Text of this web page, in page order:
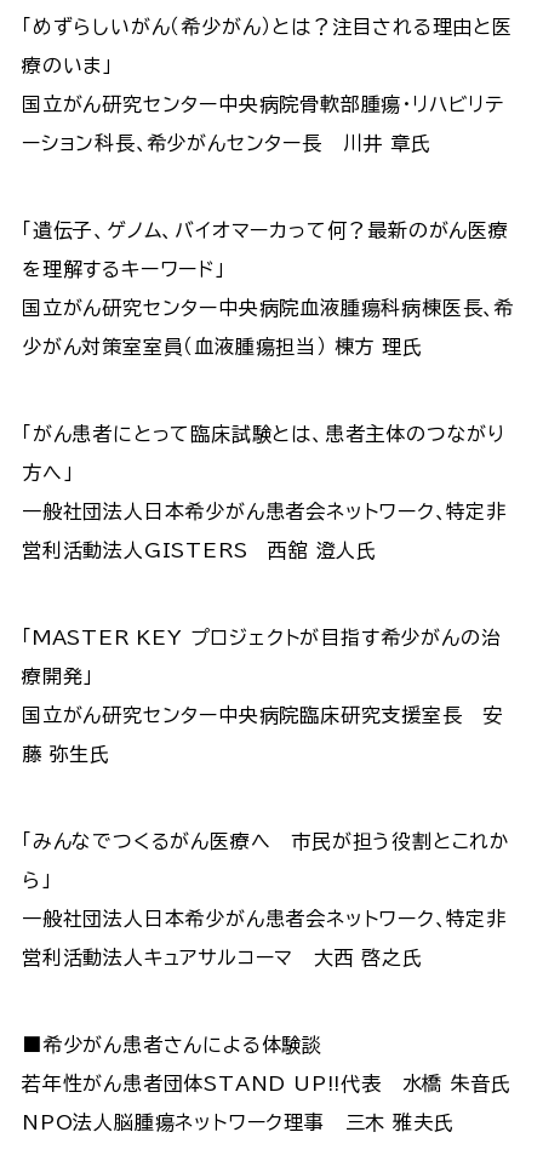
「めずらしいがん（希少がん）とは？注目される理由と医
療のいま」
国立がん研究センター中央病院骨軟部腫瘍･リハビリテ
ーション科長､希少がんセンター長 川井 章氏
「遺伝子、ゲノム、バイオマーカって何？最新のがん医療
を理解するキーワード」
国立がん研究センター中央病院血液腫瘍科病棟医長､希
少がん対策室室員（血液腫瘍担当） 棟方 理氏
「がん患者にとって臨床試験とは、患者主体のつながり
方へ」
一般社団法人日本希少がん患者会ネットワーク､特定非
営利活動法人GISTERS 西舘 澄人氏
「MASTER KEY プロジェクトが目指す希少がんの治
療開発」
国立がん研究センター中央病院臨床研究支援室長 安
藤 弥生氏
「みんなでつくるがん医療へ 市民が担う役割とこれか
ら」
一般社団法人日本希少がん患者会ネットワーク､特定非
営利活動法人キュアサルコーマ 大西 啓之氏
■希少がん患者さんによる体験談
若年性がん患者団体STAND UP!!代表 水橋 朱音氏
NPO法人脳腫瘍ネットワーク理事 三木 雅夫氏